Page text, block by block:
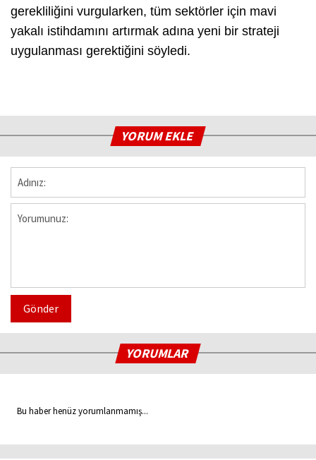
gerekliliğini vurgularken, tüm sektörler için mavi
yakalı istihdamını artırmak adına yeni bir strateji
uygulanması gerektiğini söyledi.
YORUM EKLE
Gönder
YORUMLAR
Bu haber henüz yorumlanmamış...